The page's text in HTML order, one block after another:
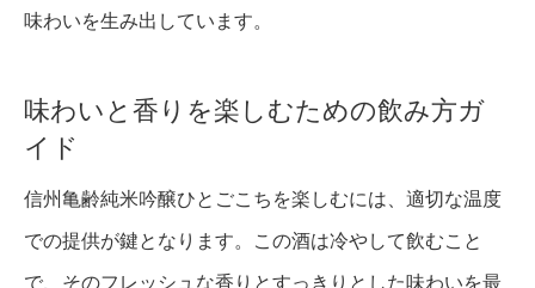
味わいを生み出しています。
味わいと香りを楽しむための飲み方ガ
イド
信州亀齢純米吟醸ひとごこちを楽しむには、適切な温度
での提供が鍵となります。この酒は冷やして飲むこと
で、そのフレッシュな香りとすっきりとした味わいを最